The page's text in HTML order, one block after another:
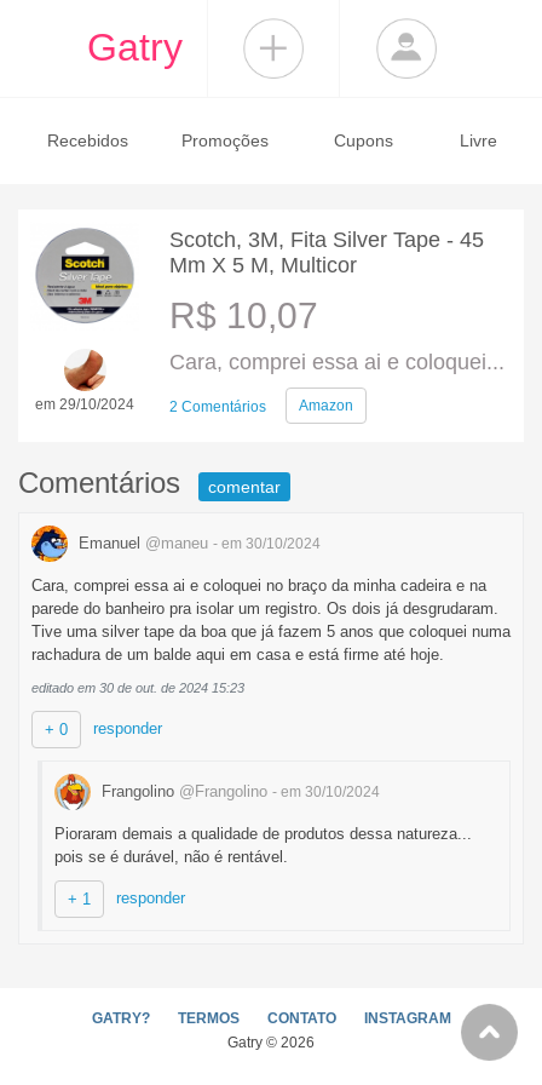
Gatry
Recebidos Promoções Cupons Livre
em 29/10/2024
Scotch, 3M, Fita Silver Tape - 45
Mm X 5 M, Multicor
R$ 10,07
Cara, comprei essa ai e coloquei...
2 Comentários Amazon
Comentários comentar
Emanuel @maneu - em 30/10/2024
Cara, comprei essa ai e coloquei no braço da minha cadeira e na
parede do banheiro pra isolar um registro. Os dois já desgrudaram.
Tive uma silver tape da boa que já fazem 5 anos que coloquei numa
rachadura de um balde aqui em casa e está firme até hoje.
editado em 30 de out. de 2024 15:23
+ 0 responder
Frangolino @Frangolino - em 30/10/2024
Pioraram demais a qualidade de produtos dessa natureza...
pois se é durável, não é rentável.
+ 1 responder
GATRY? TERMOS CONTATO
INSTAGRAM
Gatry © 2026